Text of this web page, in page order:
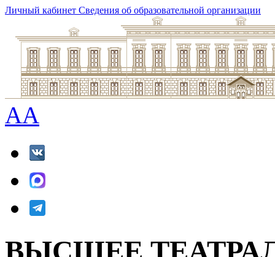
Личный кабинет Сведения об образовательной организации
AA